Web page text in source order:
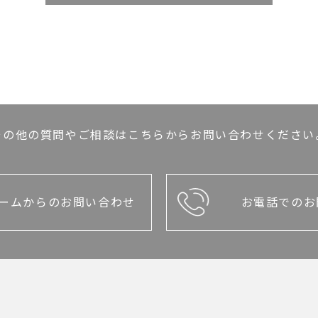
の他の質問やご相談はこちらからお問い合わせください
ムからのお問い合わせ お電話での